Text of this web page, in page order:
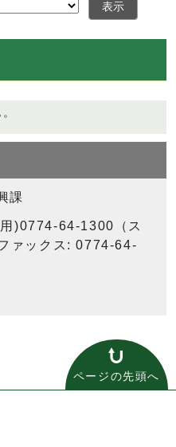
表示
課
)0774-64-1300（ス
ァックス: 0774-64-
ページの先頭へ